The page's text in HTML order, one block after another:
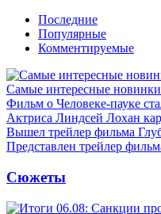
Последние
Популярные
Комментируемые
Самые интересные
Фильм о Человеке-пауке
Актриса Линдсей Лохан
Вышел трейлер фильма
Представлен трейлер
Сюжеты